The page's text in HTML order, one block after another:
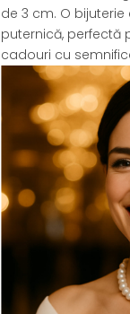
de 3 cm. O
puternică, perfectă
cadouri cu